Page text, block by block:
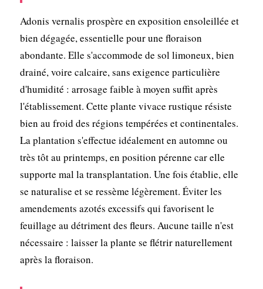
Adonis vernalis prospère en exposition ensoleillée et
bien dégagée, essentielle pour une floraison
abondante. Elle s'accommode de sol limoneux, bien
drainé, voire calcaire, sans exigence particulière
d'humidité : arrosage faible à moyen suffit après
l'établissement. Cette plante vivace rustique résiste
bien au froid des régions tempérées et continentales.
La plantation s'effectue idéalement en automne ou
très tôt au printemps, en position pérenne car elle
supporte mal la transplantation. Une fois établie, elle
se naturalise et se ressème légèrement. Éviter les
amendements azotés excessifs qui favorisent le
feuillage au détriment des fleurs. Aucune taille n'est
nécessaire : laisser la plante se flétrir naturellement
après la floraison.